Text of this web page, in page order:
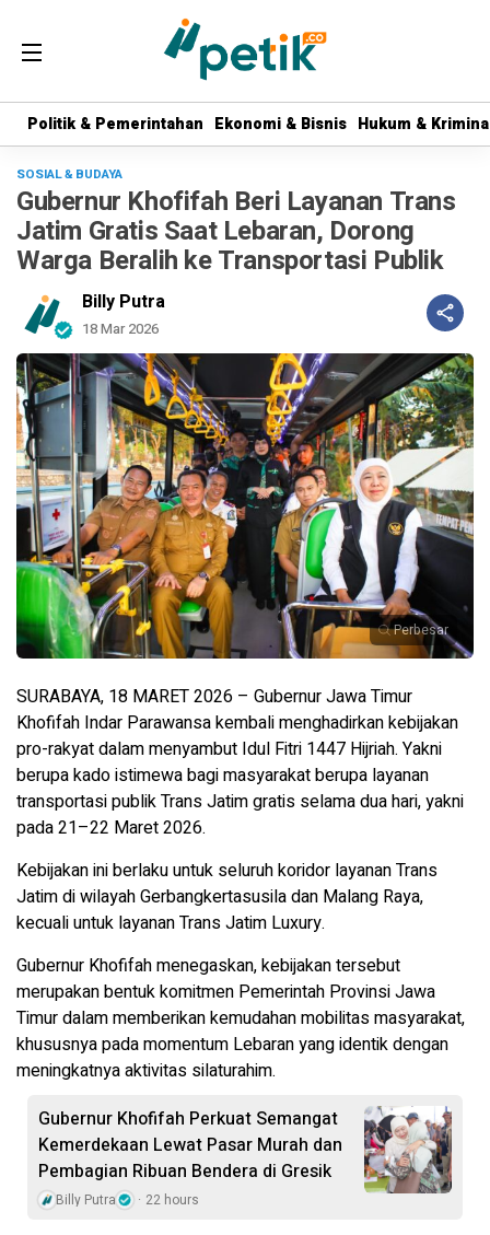
Politik & Pemerintahan Ekonomi & Bisnis Hukum &
Politik & Pemerintahan Ekonomi & Bisnis Hukum &
SOSIAL & BUDAYA
Gubernur Khofifah Beri Layanan Trans
Jatim Gratis Saat Lebaran, Dorong
Warga Beralih ke Transportasi Publik
Billy Putra
18 Mar 2026
Perbesar
SURABAYA, 18 MARET 2026 – Gubernur Jawa Timur
Khofifah Indar Parawansa kembali menghadirkan kebijakan
pro-rakyat dalam menyambut Idul Fitri 1447 Hijriah. Yakni
berupa kado istimewa bagi masyarakat berupa layanan
transportasi publik Trans Jatim gratis selama dua hari, yakni
pada 21–22 Maret 2026.
Kebijakan ini berlaku untuk seluruh koridor layanan Trans
Jatim di wilayah Gerbangkertasusila dan Malang Raya,
kecuali untuk layanan Trans Jatim Luxury.
Gubernur Khofifah menegaskan, kebijakan tersebut
merupakan bentuk komitmen Pemerintah Provinsi Jawa
Timur dalam memberikan kemudahan mobilitas masyarakat,
khususnya pada momentum Lebaran yang identik dengan
meningkatnya aktivitas silaturahim.
Gubernur Khofifah Perkuat Semangat
Kemerdekaan Lewat Pasar Murah dan
Pembagian Ribuan Bendera di Gresik
Billy Putra 22 hours